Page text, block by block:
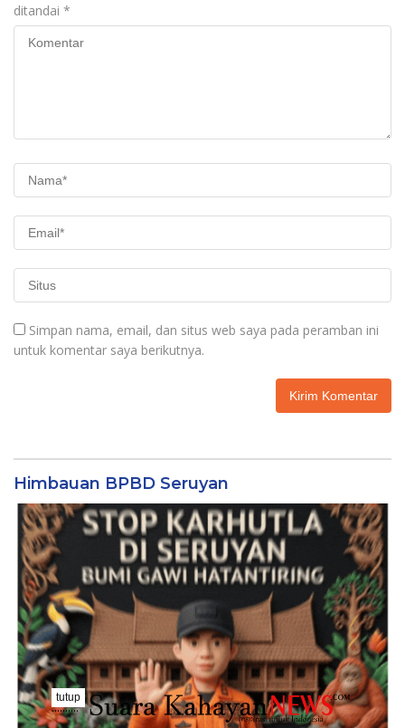
ditandai *
Simpan nama, email, dan situs web saya pada peramban ini
untuk komentar saya berikutnya.
Himbauan BPBD Seruyan
tutup
..........